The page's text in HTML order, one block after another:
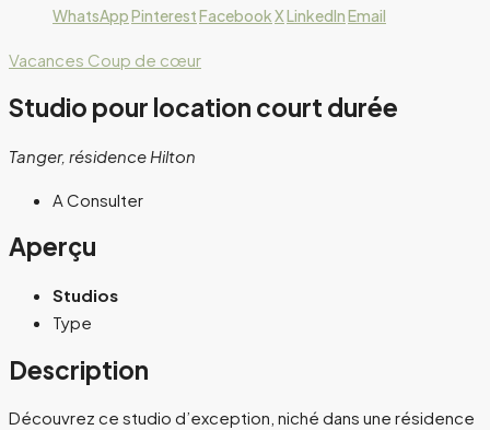
WhatsAppPinterestFacebookXLinkedInEmail
Vacances Coup de cœur
Studio pour location court durée
Tanger, résidence Hilton
A Consulter
Aperçu
Studios
Type
Description
Découvrez ce studio d’exception, niché dans une résidence